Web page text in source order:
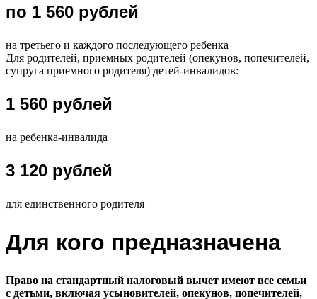
по 1 560 рублей
на третьего и каждого последующего ребенка
Для родителей, приемных родителей (опекунов, попечителей,
супруга приемного родителя) детей-инвалидов:
1 560 рублей
на ребенка-инвалида
3 120 рублей
для единственного родителя
Для кого предназначена
Право на стандартный налоговый вычет имеют все семьи
с детьми, включая усыновителей, опекунов, попечителей,